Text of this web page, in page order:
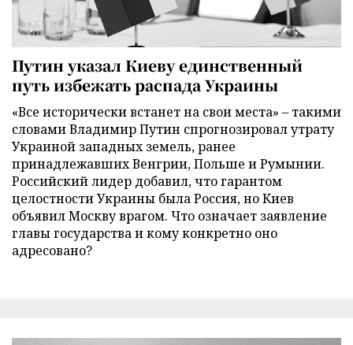
Путин указал Киеву единственный
путь избежать распада Украины
«Все исторически встанет на свои места» – такими
словами Владимир Путин спрогнозировал утрату
Украиной западных земель, ранее
принадлежавших Венгрии, Польше и Румынии.
Российский лидер добавил, что гарантом
целостности Украины была Россия, но Киев
объявил Москву врагом. Что означает заявление
главы государства и кому конкретно оно
адресовано?